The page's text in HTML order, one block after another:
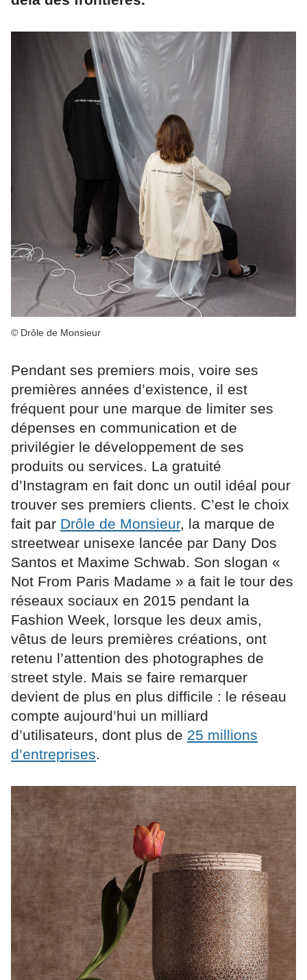
© Drôle de Monsieur
Pendant ses premiers mois, voire ses
premières années d’existence, il est
fréquent pour une marque de limiter ses
dépenses en communication et de
privilégier le développement de ses
produits ou services. La gratuité
d’Instagram en fait donc un outil idéal pour
trouver ses premiers clients. C’est le choix
fait par Drôle de Monsieur, la marque de
streetwear unisexe lancée par Dany Dos
Santos et Maxime Schwab. Son slogan «
Not From Paris Madame » a fait le tour des
réseaux sociaux en 2015 pendant la
Fashion Week, lorsque les deux amis,
vêtus de leurs premières créations, ont
retenu l’attention des photographes de
street style. Mais se faire remarquer
devient de plus en plus difficile : le réseau
compte aujourd’hui un milliard
d’utilisateurs, dont plus de 25 millions
d’entreprises.